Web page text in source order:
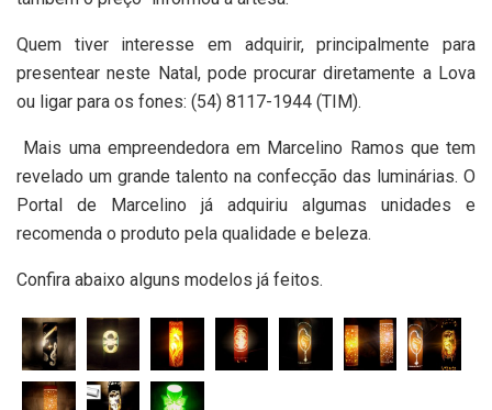
Quem tiver interesse em adquirir, principalmente para
presentear neste Natal, pode procurar diretamente a Lova
ou ligar para os fones: (54) 8117-1944 (TIM).
Mais uma empreendedora em Marcelino Ramos que tem
revelado um grande talento na confecção das luminárias. O
Portal de Marcelino já adquiriu algumas unidades e
recomenda o produto pela qualidade e beleza.
Confira abaixo alguns modelos já feitos.